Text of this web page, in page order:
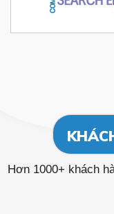
Hơn 1000+ khách